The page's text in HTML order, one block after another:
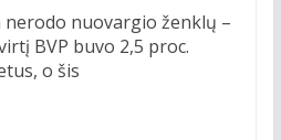
nuovargio ženklų –
BVP buvo 2,5 proc.
o šis